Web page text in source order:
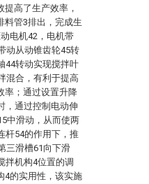
高了生产效率，
料管3排出，完成生
电机42，电机带
动从动锥齿轮45转
44转动实现搅拌叶
混合，有利于提高
率；通过设置升降
，通过控制电动伸
中滑动，从而使两
杆54的作用下，推
三滑槽61向下滑
拌机构4位置的调
4的实用性，该实施